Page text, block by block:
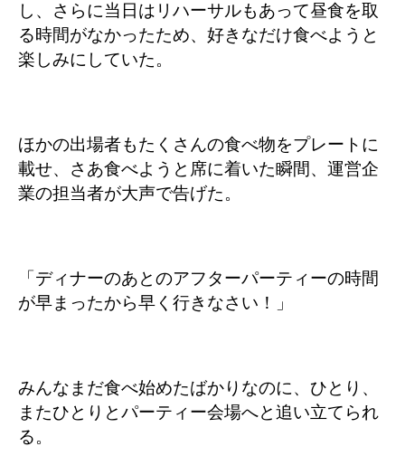
し、さらに当日はリハーサルもあって昼食を取
る時間がなかったため、好きなだけ食べようと
楽しみにしていた。
ほかの出場者もたくさんの食べ物をプレートに
載せ、さあ食べようと席に着いた瞬間、運営企
業の担当者が大声で告げた。
「ディナーのあとのアフターパーティーの時間
が早まったから早く行きなさい！」
みんなまだ食べ始めたばかりなのに、ひとり、
またひとりとパーティー会場へと追い立てられ
る。